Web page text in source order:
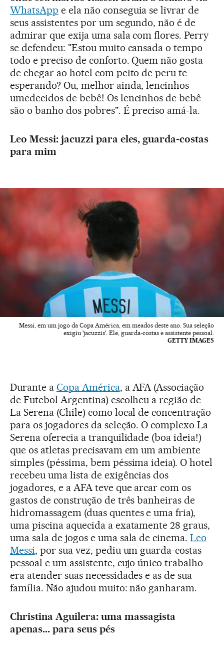
WhatsApp e ela não conseguia se livrar de
seus assistentes por um segundo, não é de
admirar que exija uma sala com flores. Perry
se defendeu: "Estou muito cansada o tempo
todo e preciso de conforto. Quem não gosta
de chegar ao hotel com peito de peru te
esperando? Ou, melhor ainda, lencinhos
umedecidos de bebê! Os lencinhos de bebê
são o banho dos pobres". É preciso amá-la.
Leo Messi: jacuzzi para eles, guarda-costas
para mim
Messi, em um jogo da Copa América, em meados deste ano. Sua seleção
exigiu 'jacuzzis'. Ele, guarda-costas e assistente pessoal.
GETTY IMAGES
Durante a Copa América, a AFA (Associação
de Futebol Argentina) escolheu a região de
La Serena (Chile) como local de concentração
para os jogadores da seleção. O complexo La
Serena oferecia a tranquilidade (boa ideia!)
que os atletas precisavam em um ambiente
simples (péssima, bem péssima ideia). O hotel
recebeu uma lista de exigências dos
jogadores, e a AFA teve que arcar com os
gastos de construção de três banheiras de
hidromassagem (duas quentes e uma fria),
uma piscina aquecida a exatamente 28 graus,
uma sala de jogos e uma sala de cinema.Leo
Messi, por sua vez, pediu um guarda-costas
pessoal e um assistente, cujo único trabalho
era atender suas necessidades e as de sua
família. Não ajudou muito: não ganharam.
Christina Aguilera: uma massagista
apenas... para seus pés